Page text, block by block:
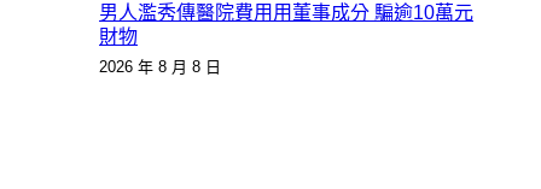
男人濫秀傳醫院費用用董事成分 騙逾10萬元
財物
2026 年 8 月 8 日